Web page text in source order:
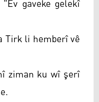
gaveke gelekî
Tirk li hemberî vê
ziman ku wî şerî